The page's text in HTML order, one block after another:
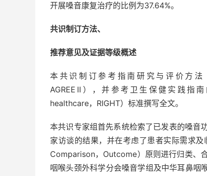
开展嗓音康复治疗的比例为37.64%。
共识制订方法、
推荐意见及证据等级概述
本共识制订参考指南研究与评价方法
AGREEⅡ），并参考卫生保健实践指
healthcare，RIGHT）标准撰写全文。
本共识专家组首先系统检索了已发表的嗓音
家访谈的结果，并在考虑了患者实际需求
Comparison，Outcome）原则进行归类、
咽喉头颈外科学分会嗓音学组及中华耳鼻